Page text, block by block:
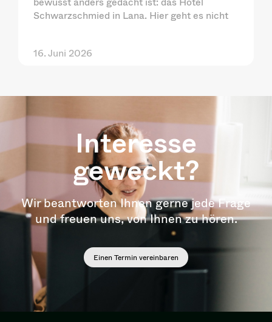
Schwarzschmied in Lana. Hier geht es nicht
16. Juni 2026
Interesse
geweckt?
Wir beantworten Ihnen gerne jede Frage
und freuen uns, von Ihnen zu hören.
Einen Termin vereinbaren